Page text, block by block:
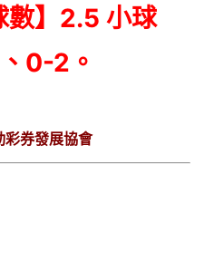
數】2.5 小球
0-2。
券發展協會